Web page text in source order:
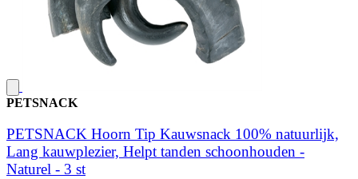
PETSNACK
PETSNACK Hoorn Tip Kauwsnack 100% natuurlijk,
Lang kauwplezier, Helpt tanden schoonhouden -
Naturel - 3 st